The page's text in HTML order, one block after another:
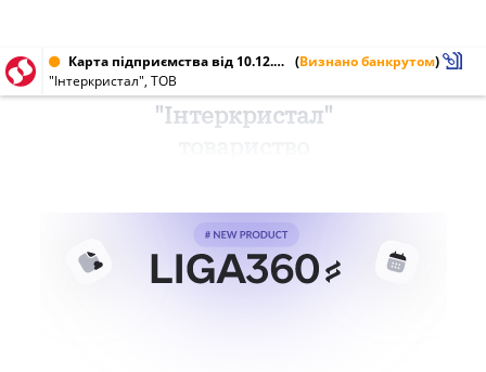
Карта підприємства від 10.12.2014 № 34678620 (Визнано банкрутом)
"Інтеркристал", ТОВ
"Інтеркристал"